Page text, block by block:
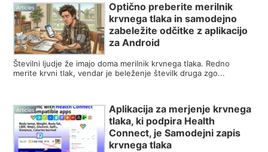
Articles
Optično preberite merilnik
krvnega tlaka in samodejno
zabeležite odčitke z aplikacijo
za Android
Številni ljudje že imajo doma merilnik krvnega tlaka. Redno
merite krvni tlak, vendar je beleženje številk druga zgo...
Articles
Aplikacija za merjenje krvnega
tlaka, ki podpira Health
Connect, je Samodejni zapis
krvnega tlaka